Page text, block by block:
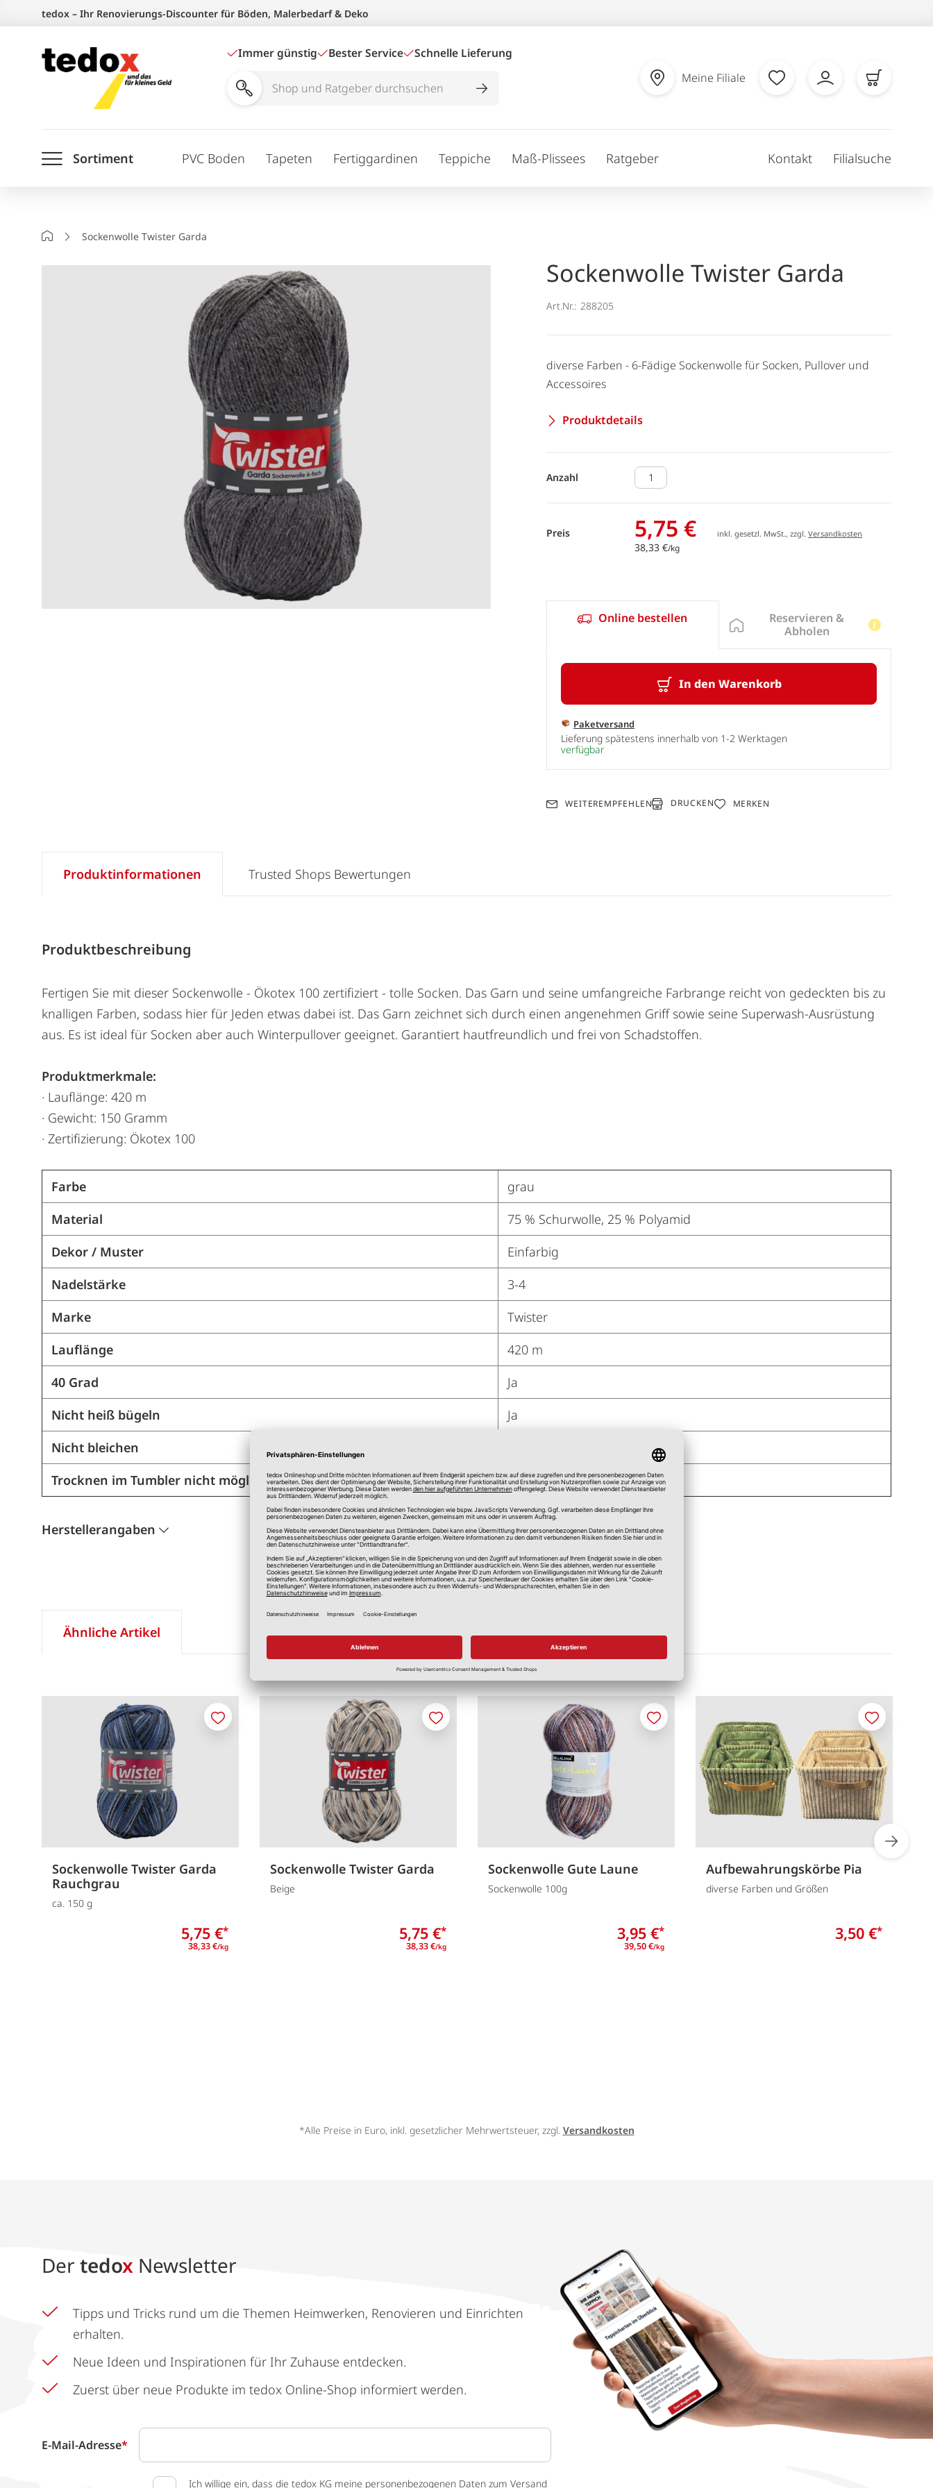
springen
tedox – Ihr Renovierungs-Discounter für Böden, Malerbedarf & Deko
Immer günstig Bester Service Schnelle Lieferung
Shop
durchsuchen
Meine Filiale
Sortiment PVC Boden Tapeten Fertiggardinen Teppiche Maß-Plissees Ratgeber Kontakt Filialsuche
StartseiteSockenwolle Twister Garda
Sockenwolle Twister Garda
Art.Nr.: 288205
diverse Farben - 6-Fädige Sockenwolle für Socken, Pullover und
Accessoires
Produktdetails
Anzahl
Preis 5,75 €
38,33 €/kg
inkl. gesetzl. MwSt., zzgl.Versandkosten
Online bestellen
In den Warenkorb
Paketversand
Lieferung spätestens innerhalb von 1-2 Werktagen
verfügbar
Reservieren &
Abholen
WEITEREMPFEHLEN DRUCKEN MERKEN
Produktinformationen
Produktbeschreibung
Fertigen Sie mit dieser Sockenwolle - Ökotex 100 zertifiziert - tolle Socken. Das Garn und seine umfangreiche Farbrange reicht von gedeckten bis zu
knalligen Farben, sodass hier für Jeden etwas dabei ist. Das Garn zeichnet sich durch einen angenehmen Griff sowie seine Superwash-Ausrüstung
aus. Es ist ideal für Socken aber auch Winterpullover geeignet. Garantiert hautfreundlich und frei von Schadstoffen.
Produktmerkmale:
· Lauflänge: 420 m
· Gewicht: 150 Gramm
· Zertifizierung: Ökotex 100
Farbe
grau
Material
75 % Schurwolle, 25 % Polyamid
Dekor / Muster
Einfarbig
Nadelstärke
3-4
Marke
Twister
Lauflänge
420 m
40 Grad
Ja
Nicht heiß bügeln
Ja
Nicht bleichen
Trocknen im Tumbler nicht möglich
Ja
Herstellerangaben
Trusted Shops Bewertungen
Ähnliche Artikel
Sockenwolle Twister Garda
Rauchgrau
ca. 150 g
5,75 €*
38,33 €/kg
Merken
Sockenwolle Twister Garda
Beige
5,75 €*
38,33 €/kg
Merken
Sockenwolle Gute Laune
Sockenwolle 100g
3,95 €*
39,50 €/kg
Merken
Aufbewahrungskörbe Pia
diverse Farben und Größen
3,50 €*
Merken
*Alle Preise in Euro, inkl. gesetzlicher Mehrwertsteuer, zzgl. Versandkosten
Der tedox Newsletter
Tipps und Tricks rund um die Themen Heimwerken, Renovieren und Einrichten
erhalten.
Neue Ideen und Inspirationen für Ihr Zuhause entdecken.
Zuerst über neue Produkte im tedox Online-Shop informiert werden.
E-Mail-Adresse*
Ich willige ein, dass die tedox KG meine personenbezogenen Daten zum Versand